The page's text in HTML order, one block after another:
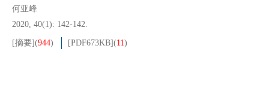
何亚峰
2020, 40(1): 142-142.
[摘要](944) [PDF673KB](11)